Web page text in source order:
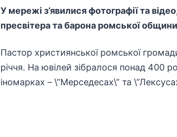
У мережі з’явилися фотографії та
пресвітера та барона ромської
Пастор християнської ромської
річчя. На ювілей зібралося понад 400
іномарках – \”Мерседесах\” та